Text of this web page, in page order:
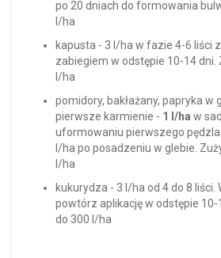
po 20 dniach do formowania
l/ha
kapusta - 3 l/ha w fazie 4-6 liści
zabiegiem w odstępie 10-14 dni.
l/ha
pomidory, bakłażany, papryka w
pierwsze karmienie - 1 l/ha w
uformowaniu pierwszego pędzla.
l/ha po posadzeniu w glebie.
l/ha
kukurydza - 3 l/ha od 4 do 8 liści.
powtórz aplikację w odstępie 10-
do 300 l/ha